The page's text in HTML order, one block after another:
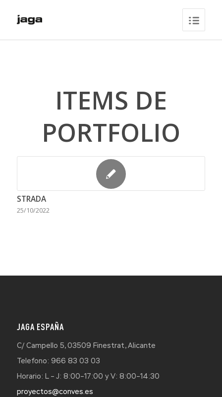
ITEMS DE
PORTFOLIO
STRADA
25/10/2022
JAGA ESPAÑA
C/ Campello 5, 03509 Finestrat, Alicante
Telefono: 966 83 03 03
Horario: L – J: 8:00–17:00 y V: 8:00–14:30
proyectos@conves.es